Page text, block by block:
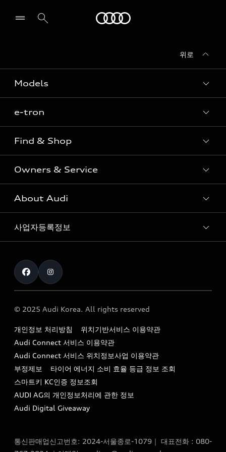
위로
Models
Sedan
SUV
Coupe
S range
e-tron
e-tron
Find & Shop
전시장/AAP 전시장/AS센터
아우디 신차 재고
아우디 모델 비교하기
아우디 공식 인증 중고차
The new Audi A6 Taste Drive 이벤트
Owners & Service
고객안내
Audi Connect
myAudiworld
내비게이션 데이터 다운로드
아우디 영상 매뉴얼
서비스 센터
서비스 프로그램
아우디 e-tron 케어 프로그램
사설수리업체를 위한 권고사항
About Audi
아우디 브랜드
Formula 1
Audi Story
아우디코리아 소식
아우디코리아 소개
아우디 스토리
아우디 브랜드 히스토리
quattro 시스템
사업자등록정보
통신판매업신고번호 : 2024-서울종로-1079
대표자명 : 틸 셰어
딩)
이메일 : audi_m@audi-ccc.co.kr
© 2025 Audi Korea. All rights reserved
개인정보 처리방침
위치기반서비스 이용약관
Audi Connect 서비스 이용약관
Audi Connect 서비스 위치정보사업 이용약관
부정제보
타이어 에너지 소비 효율 등급 정보 조회
스마트키 KC인증 정보조회
AUDI AG의 개인정보처리에 관한 정보
Audi Digital Giveaway
통신판매업신고번호: 2024-서울종로-1079｜ 대표전화 : 080-